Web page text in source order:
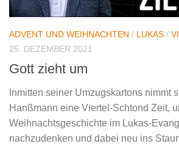
ADVENT UND WEIHNACHTEN / LUKAS /
25. DEZEMBER 2021
Gott zieht um
Inmitten seiner Umzugskartons nimmt
Hanßmann eine Viertel-Schtond Zeit,
Weihnachtsgeschichte im Lukas-
nachzudenken und dabei neu ins